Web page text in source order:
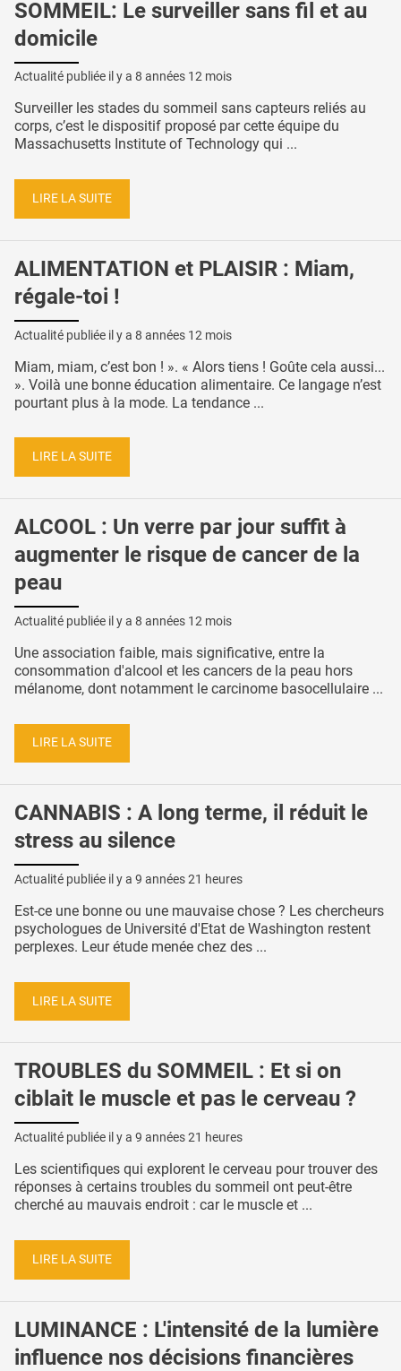
SOMMEIL: Le surveiller sans fil et au
domicile
Actualité publiée il y a 8 années 12 mois
Surveiller les stades du sommeil sans capteurs reliés au
corps, c’est le dispositif proposé par cette équipe du
Massachusetts Institute of Technology qui ...
LIRE LA SUITE
ALIMENTATION et PLAISIR : Miam,
régale-toi !
Actualité publiée il y a 8 années 12 mois
Miam, miam, c’est bon ! ». « Alors tiens ! Goûte cela aussi...
». Voilà une bonne éducation alimentaire. Ce langage n’est
pourtant plus à la mode. La tendance ...
LIRE LA SUITE
ALCOOL : Un verre par jour suffit à
augmenter le risque de cancer de la
peau
Actualité publiée il y a 8 années 12 mois
Une association faible, mais significative, entre la
consommation d'alcool et les cancers de la peau hors
mélanome, dont notamment le carcinome basocellulaire ...
LIRE LA SUITE
CANNABIS : A long terme, il réduit le
stress au silence
Actualité publiée il y a 9 années 21 heures
Est-ce une bonne ou une mauvaise chose ? Les chercheurs
psychologues de Université d'Etat de Washington restent
perplexes. Leur étude menée chez des ...
LIRE LA SUITE
TROUBLES du SOMMEIL : Et si on
ciblait le muscle et pas le cerveau ?
Actualité publiée il y a 9 années 21 heures
Les scientifiques qui explorent le cerveau pour trouver des
réponses à certains troubles du sommeil ont peut-être
cherché au mauvais endroit : car le muscle et ...
LIRE LA SUITE
LUMINANCE : L'intensité de la lumière
influence nos décisions financières